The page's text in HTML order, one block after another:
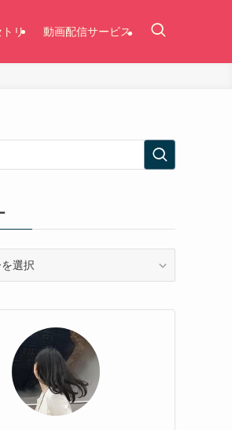
トリ 動画配信サービス